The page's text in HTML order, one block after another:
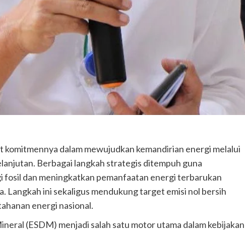
dalam mewujudkan kemandirian energi melalui
Berbagai langkah strategis ditempuh guna
dan meningkatkan pemanfaatan energi terbarukan
Langkah ini sekaligus mendukung target emisi nol bersih
energi nasional.
(ESDM) menjadi salah satu motor utama dalam kebijakan